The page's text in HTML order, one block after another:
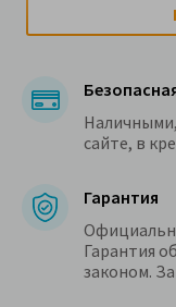
сайте, в
Гарантия
Гарантия
законом.